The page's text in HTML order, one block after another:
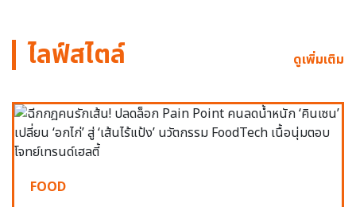
ไลฟ์สไตล์ ดูเพิ่มเติม
FOOD